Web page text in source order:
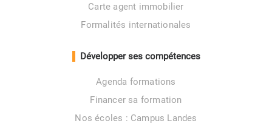
Carte agent immobilier
Formalités internationales
Développer ses compétences
Agenda formations
Financer sa formation
Nos écoles : Campus Landes